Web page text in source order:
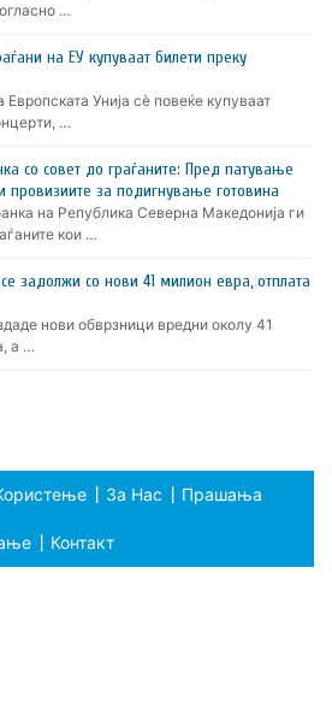
…
на ЕУ купуваат билети преку
Европската Унија сè повеќе купуваат
…
со совет до граѓаните: Пред патување
провизиите за подигнување готовина
на Република Северна Македонија ги
кои …
задолжи со нови 41 милион евра, отплата
нови обврзници вредни околу 41
а …
За Нас Прашања
Контакт